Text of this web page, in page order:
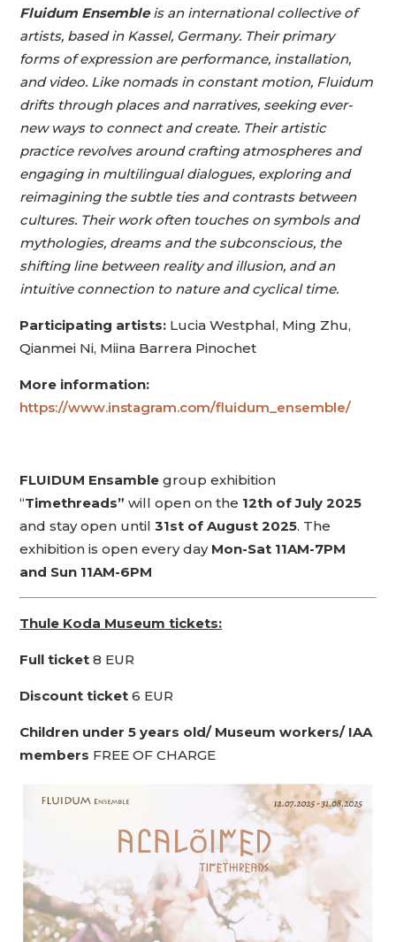
Fluidum Ensembleis an international collective of
artists, based in Kassel, Germany. Their primary
forms of expression are performance, installation,
and video. Like nomads in constant motion, Fluidum
drifts through places and narratives, seeking ever-
new ways to connect and create. Their artistic
practice revolves around crafting atmospheres and
engaging in multilingual dialogues, exploring and
reimagining the subtle ties and contrasts between
cultures. Their work often touches on symbols and
mythologies, dreams and the subconscious, the
shifting line between reality and illusion, and an
intuitive connection to nature and cyclical time.
Participating artists: Lucia Westphal, Ming Zhu,
Qianmei Ni, Miina Barrera Pinochet
More information:
https://www.instagram.com/fluidum_ensemble/
FLUIDUM Ensamble group exhibition
“Timethreads” will open on the 12th of July 2025
and stay open until31st of August 2025. The
exhibition is open every day Mon-Sat 11AM-7PM
and Sun 11AM-6PM
Thule Koda Museum tickets:
Full ticket 8 EUR
Discount ticket 6 EUR
Children under 5 years old/ Museum workers/ IAA
members FREE OF CHARGE